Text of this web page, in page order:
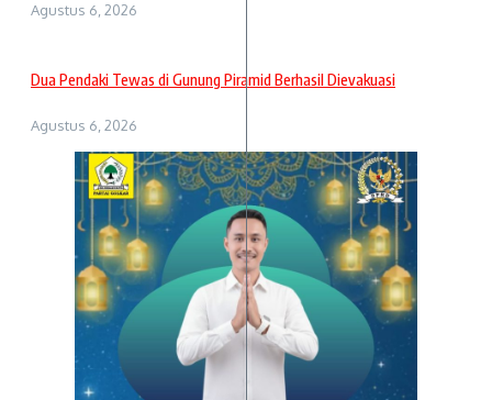
Agustus 6, 2026
Dua Pendaki Tewas di Gunung Piramid Berhasil Dievakuasi
Agustus 6, 2026